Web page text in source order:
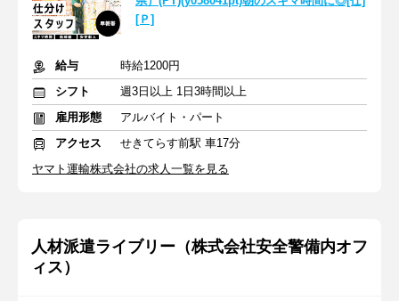
[Ｐ]
給与
時給1200円
シフト
週3日以上 1日3時間以上
雇用形態
アルバイト・パート
アクセス
せきてらす前駅 車17分
ヤマト運輸株式会社の求人一覧を見る
人材派遣ライブリー（株式会社安全警備内オフ
ィス）